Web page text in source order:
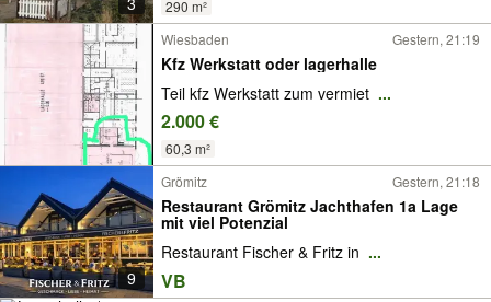
290 m²
Wiesbaden
Gestern, 21:19
Kfz Werkstatt oder lagerhalle
Teil kfz Werkstatt zum vermiet ...
2.000 €
60,3 m²
9
Grömitz Gestern, 21:18
Restaurant Grömitz Jachthafen 1a Lage
mit viel Potenzial
Restaurant Fischer & Fritz in ...
VB